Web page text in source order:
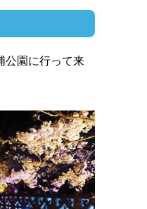
公園に行って来